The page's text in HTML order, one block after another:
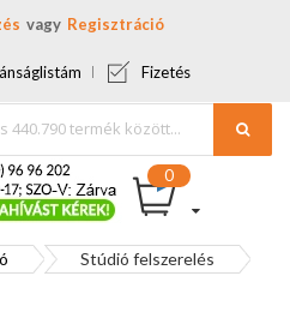
Regisztráció
Fizetés
Stúdió felszerelés